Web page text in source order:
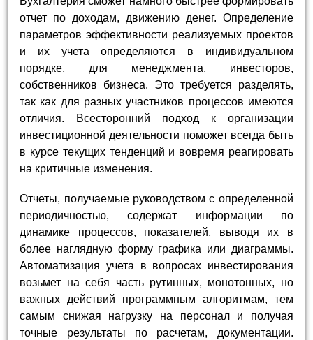
отчет по доходам, движению денег. Определение
параметров эффективности реализуемых проектов
и их учета определяются в индивидуальном
порядке, для менеджмента, инвесторов,
собственников бизнеса. Это требуется разделять,
так как для разных участников процессов имеются
отличия. Всесторонний подход к организации
инвестиционной деятельности поможет всегда быть
в курсе текущих тенденций и вовремя реагировать
на критичные изменения.
Отчеты, получаемые руководством с определенной
периодичностью, содержат информации по
динамике процессов, показателей, выводя их в
более наглядную форму графика или диаграммы.
Автоматизация учета в вопросах инвестирования
возьмет на себя часть рутинных, монотонных, но
важных действий программным алгоритмам, тем
самым снижая нагрузку на персонал и получая
точные результаты по расчетам, документации.